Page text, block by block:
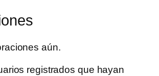
aún.
registrados que hayan